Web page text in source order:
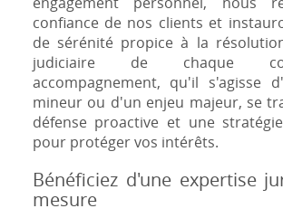
confiance de nos clients et
de sérénité propice à la
judiciaire de chaque
accompagnement, qu'il s'agisse
mineur ou d'un enjeu majeur, se
défense proactive et une
pour protéger vos intérêts.
Bénéficiez d'une expertise
mesure